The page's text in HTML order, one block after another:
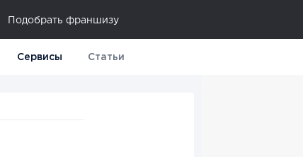
Подобрать франшизу
Сервисы Статьи